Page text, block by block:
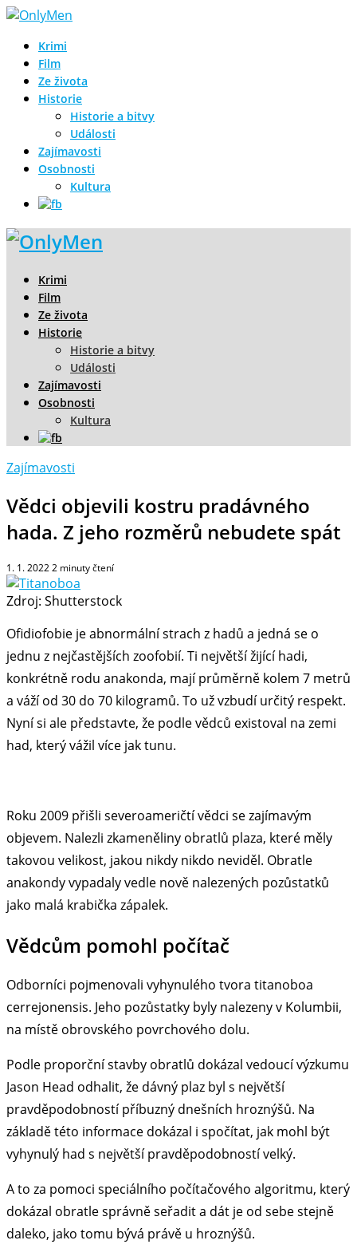
Krimi
Film
Ze života
Historie
Historie a bitvy
Události
Zajímavosti
Osobnosti
Kultura
Krimi
Film
Ze života
Historie
Historie a bitvy
Události
Zajímavosti
Osobnosti
Kultura
Zajímavosti
Vědci objevili kostru pradávného
hada. Z jeho rozměrů nebudete spát
1. 1. 20222 minuty čtení
Zdroj: Shutterstock
Ofidiofobie je abnormální strach z hadů a jedná se o
jednu z nejčastějších zoofobií. Ti největší žijící hadi,
konkrétně rodu anakonda, mají průměrně kolem 7 metrů
a váží od 30 do 70 kilogramů. To už vzbudí určitý respekt.
Nyní si ale představte, že podle vědců existoval na zemi
had, který vážil více jak tunu.
Roku 2009 přišli severoameričtí vědci se zajímavým
objevem. Nalezli zkameněliny obratlů plaza, které měly
takovou velikost, jakou nikdy nikdo neviděl. Obratle
anakondy vypadaly vedle nově nalezených pozůstatků
jako malá krabička zápalek.
Vědcům pomohl počítač
Odborníci pojmenovali vyhynulého tvora titanoboa
cerrejonensis. Jeho pozůstatky byly nalezeny v Kolumbii,
na místě obrovského povrchového dolu.
Podle proporční stavby obratlů dokázal vedoucí výzkumu
Jason Head odhalit, že dávný plaz byl s největší
pravděpodobností příbuzný dnešních hroznýšů. Na
základě této informace dokázal i spočítat, jak mohl být
vyhynulý had s největší pravděpodobností velký.
A to za pomoci speciálního počítačového algoritmu, který
dokázal obratle správně seřadit a dát je od sebe stejně
daleko, jako tomu bývá právě u hroznýšů.